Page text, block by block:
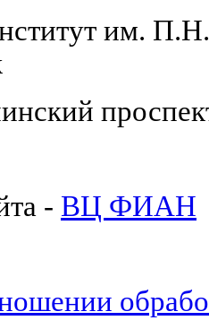
им.
- ВЦ ФИАН